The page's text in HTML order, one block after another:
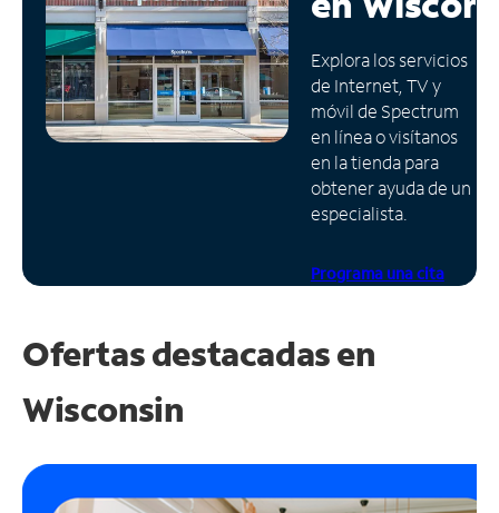
Administrar
cuenta
Encuentra
una
tienda
Explora los servicios
de Internet, TV y
móvil de Spectrum
en línea o visítanos
en la tienda para
obtener ayuda de un
especialista.
Programa una cita
Ofertas destacadas en
Wisconsin